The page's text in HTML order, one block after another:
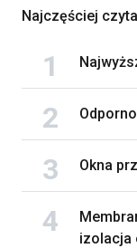
Najczęściej
Okna
izolacja